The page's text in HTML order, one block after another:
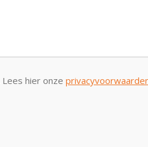
Lees hier onze